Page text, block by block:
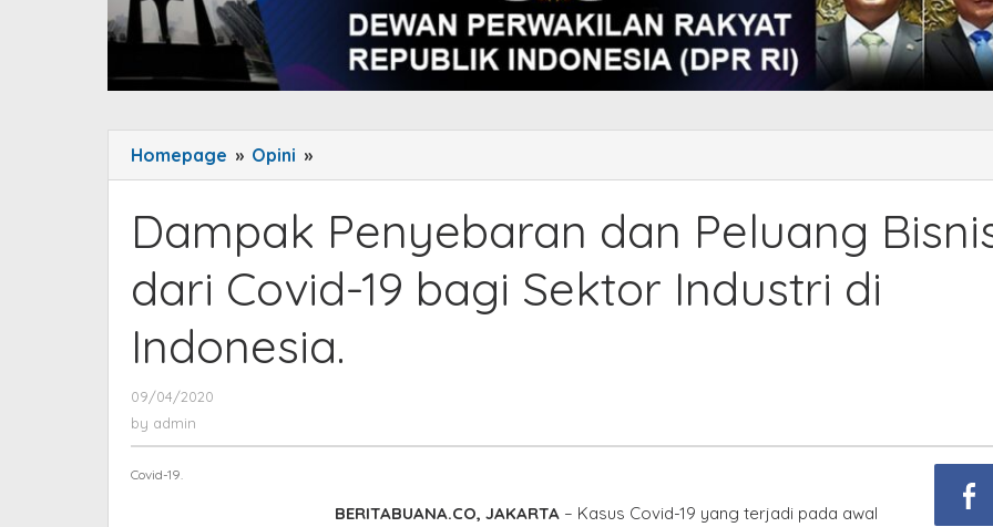
Homepage » Opini »
Penyebaran
Peluang
dari
19
bagi
di
Dampak Penyebaran dan Peluang
dari Covid-19 bagi Sektor Industri di
Indonesia.
09/04/2020
by admin
Covid-19.
BERITABUANA.CO, JAKARTA – Kasus Covid-19 yang terjadi pada awal